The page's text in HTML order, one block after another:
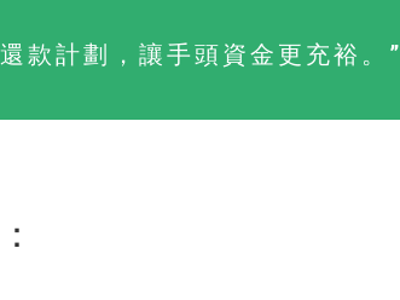
款計劃，讓手頭資金更充裕。”